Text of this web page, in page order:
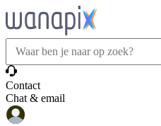
Contact
Chat & email